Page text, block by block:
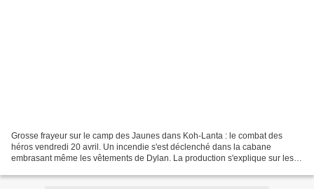
Grosse frayeur sur le camp des Jaunes dans Koh-Lanta : le combat des
héros vendredi 20 avril. Un incendie s'est déclenché dans la cabane
embrasant même les vêtements de Dylan. La production s'explique sur les